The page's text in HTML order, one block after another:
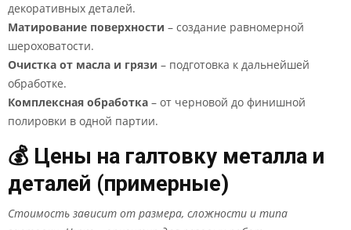
декоративных деталей.
Матирование поверхности – создание равномерной
шероховатости.
Очистка от масла и грязи – подготовка к дальнейшей
обработке.
Комплексная обработка – от черновой до финишной
полировки в одной партии.
💰 Цены на галтовку металла и
деталей (примерные)
Стоимость зависит от размера, сложности и типа